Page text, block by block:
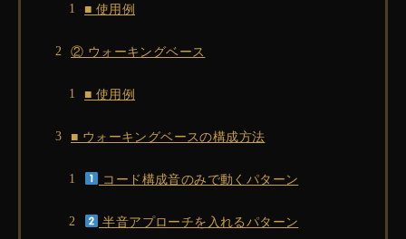
■ 使用例
② ウォーキングベース
■ 使用例
■ ウォーキングベースの構成方法
コード構成音のみで動くパターン
半音アプローチを入れるパターン